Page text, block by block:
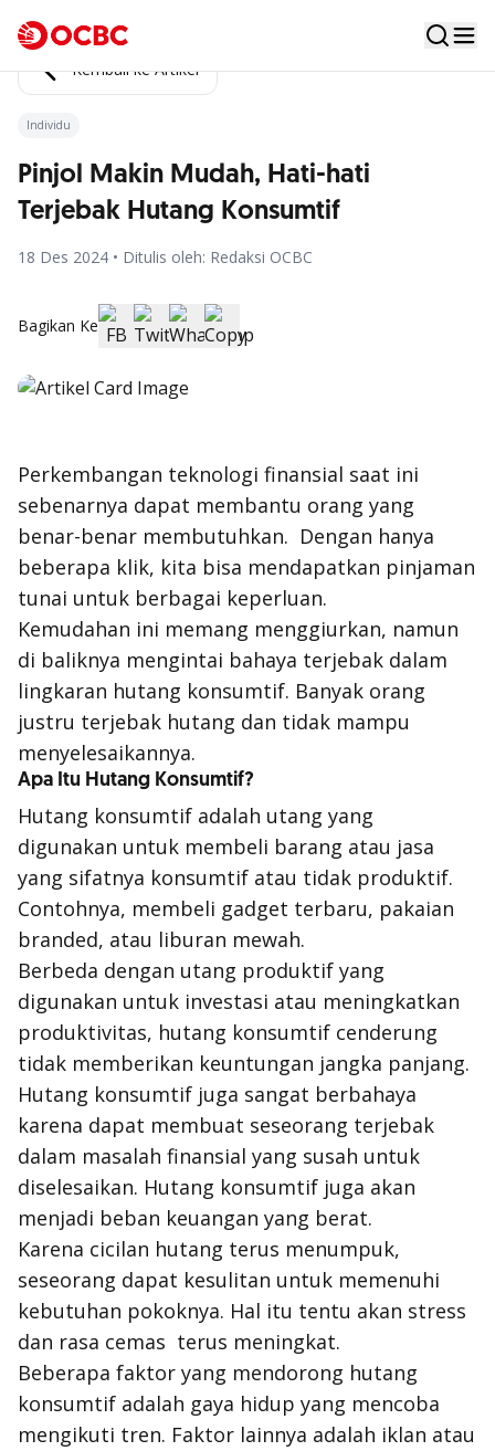
Kembali ke Artikel
Individu
Pinjol Makin Mudah, Hati-hati
Terjebak Hutang Konsumtif
18 Des 2024 • Ditulis oleh: Redaksi OCBC
Bagikan Ke
Perkembangan teknologi finansial saat ini
sebenarnya dapat membantu orang yang
benar-benar membutuhkan. Dengan hanya
beberapa klik, kita bisa mendapatkan pinjaman
tunai untuk berbagai keperluan.
Kemudahan ini memang menggiurkan, namun
di baliknya mengintai bahaya terjebak dalam
lingkaran hutang konsumtif. Banyak orang
justru terjebak hutang dan tidak mampu
menyelesaikannya.
Apa Itu Hutang Konsumtif?
Hutang konsumtif adalah utang yang
digunakan untuk membeli barang atau jasa
yang sifatnya konsumtif atau tidak produktif.
Contohnya, membeli gadget terbaru, pakaian
branded, atau liburan mewah.
Berbeda dengan utang produktif yang
digunakan untuk investasi atau meningkatkan
produktivitas, hutang konsumtif cenderung
tidak memberikan keuntungan jangka panjang.
Hutang konsumtif juga sangat berbahaya
karena dapat membuat seseorang terjebak
dalam masalah finansial yang susah untuk
diselesaikan. Hutang konsumtif juga akan
menjadi beban keuangan yang berat.
Karena cicilan hutang terus menumpuk,
seseorang dapat kesulitan untuk memenuhi
kebutuhan pokoknya. Hal itu tentu akan stress
dan rasa cemas terus meningkat.
Beberapa faktor yang mendorong hutang
konsumtif adalah gaya hidup yang mencoba
mengikuti tren. Faktor lainnya adalah iklan atau